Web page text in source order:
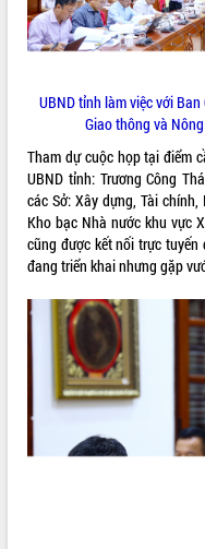
Loading the player...
UBND tỉnh làm việc với
Giao thông và
Tham dự cuộc họp tại điểm
UBND tỉnh: Trương Công
các Sở: Xây dựng, Tài
Kho bạc Nhà nước khu vực
cũng được kết nối trực tuyến
đang triển khai nhưng gặp